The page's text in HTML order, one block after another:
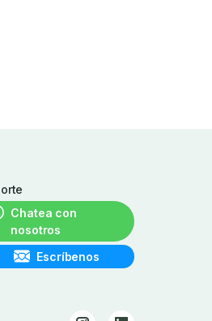
Chatea con
nosotros
Escríbenos